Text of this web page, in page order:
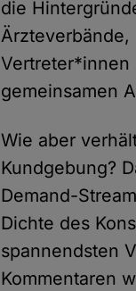
die
Ärzteverbände,
Vertreter*innen
gemeinsamen
Wie aber
Kundgebung?
Demand-
Dichte des
spannendsten
Kommentaren